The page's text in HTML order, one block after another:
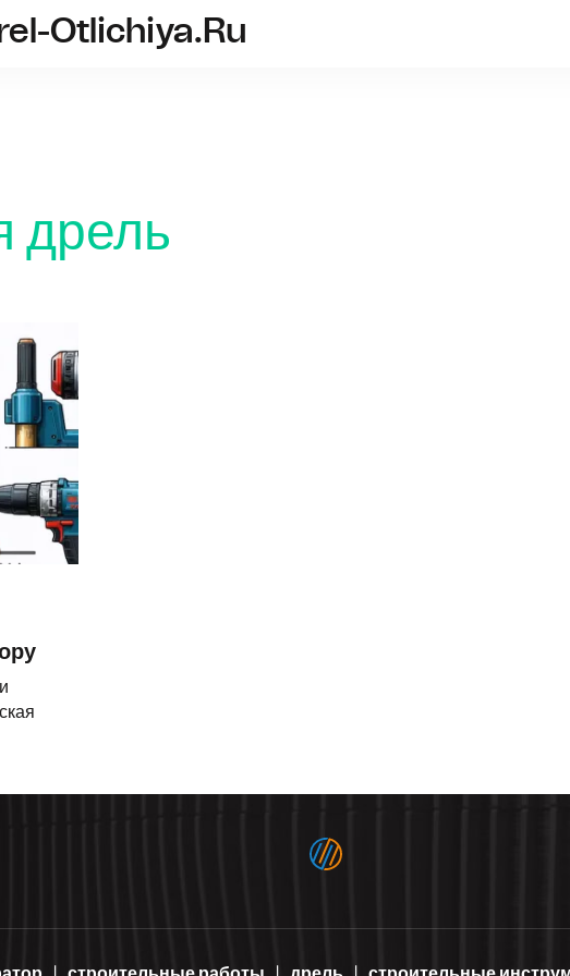
perforator-i-drel-otlichiya.ru
Otlichiya.ru
дрель